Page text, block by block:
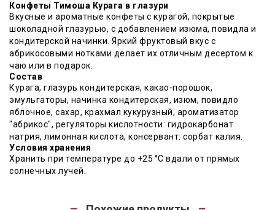
Конфеты Тимоша Курага в глазури
Вкусные и ароматные конфеты с курагой, покрытые
шоколадной глазурью, с добавлением изюма, повидла и
кондитерской начинки. Яркий фруктовый вкус с
абрикосовыми нотками делает их отличным десертом к
чаю или в подарок.
Состав
Курага, глазурь кондитерская, какао-порошок,
эмульгаторы, начинка кондитерская, изюм, повидло
яблочное, сахар, крахмал кукурузный, ароматизатор
"абрикос", регуляторы кислотности: гидрокарбонат
натрия, лимонная кислота, консервант: сорбат калия.
Условия хранения
Хранить при температуре до +25 °C вдали от прямых
солнечных лучей.